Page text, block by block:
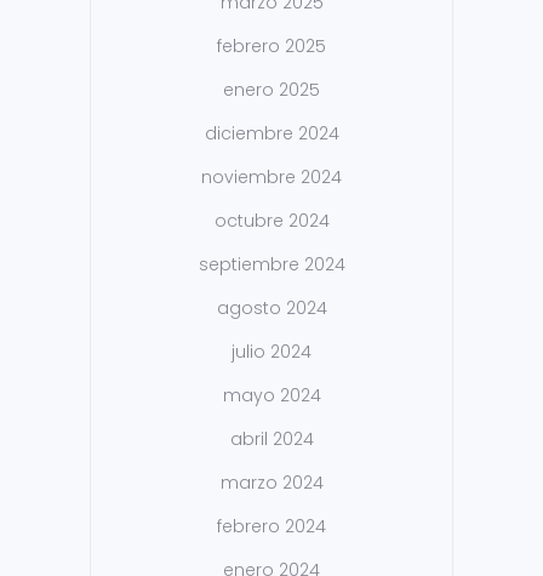
febrero 2025
enero 2025
diciembre 2024
noviembre 2024
octubre 2024
septiembre 2024
agosto 2024
julio 2024
mayo 2024
abril 2024
marzo 2024
febrero 2024
enero 2024